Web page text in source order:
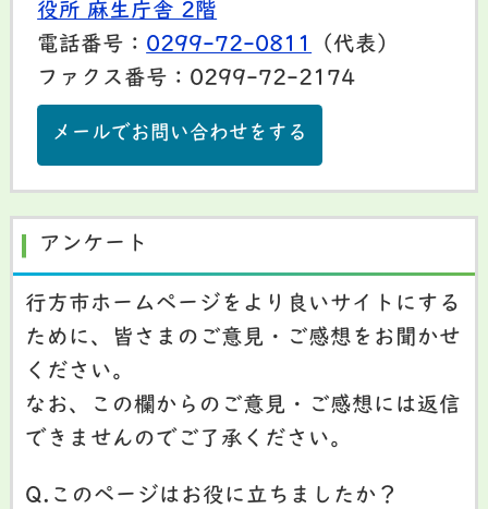
役所 麻生庁舎 2階
電話番号： 0299-72-0811
（代表）
ファクス番号：0299-72-2174
メールでお問い合わせをする
アンケート
行方市ホームページをより良いサイトにする
ために、皆さまのご意見・ご感想をお聞かせ
ください。
なお、この欄からのご意見・ご感想には返信
できませんのでご了承ください。
Q.このページはお役に立ちましたか？